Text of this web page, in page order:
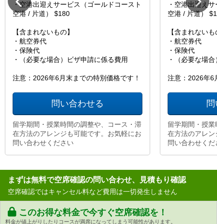
・空港出迎えサービス（ゴールドコースト
空港 / 片道） $180
【含まれないもの】
・航空券代
・保険代
・（必要な場合）ビザ申請に係る費用
注意：2026年6月末までの特別価格です！
問い合わせる
留学期間・授業時間の調整や、コース・滞
在方法のアレンジも可能です。お気軽にお
問い合わせください
・空港出迎え
空港 / 片道）
【含まれない
・航空券代
・保険代
・（必要な場
注意：2026年6
留学期間・授
在方法のアレ
問い合わせくだ
まずは無料で空席確認の問い合わせ、見積もり確認
空席確認ではキャンセル料など費用は一切発生しません
このお得な料金で今すぐ空席確認を！
料金が値上がりしたりコースが満席になってしまう可能性があります。